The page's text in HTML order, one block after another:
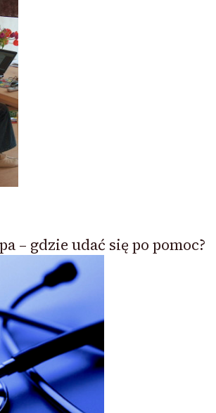
– gdzie udać się po pomoc?